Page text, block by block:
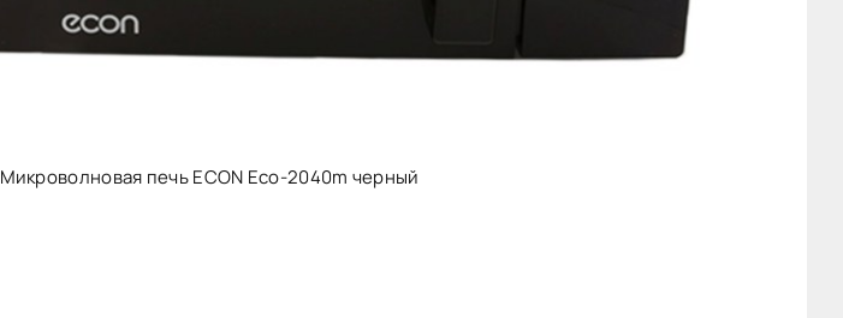
Микроволновая печь ECON Eco-2040m черный